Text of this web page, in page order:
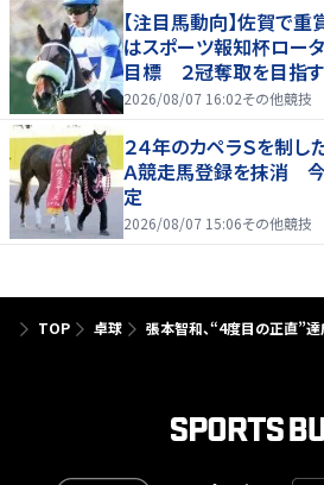
【注目馬動向】佐賀で重
はスポーツ報知杯ロー
目標 ２冠奪取を目指す
2026/08/07 16:02その他競技
２４年のカペラＳを制し
Ａ競走馬登録を抹消
定
2026/08/07 15:06その他競技
TOP 卓球 張本智和、“4度目の正直”